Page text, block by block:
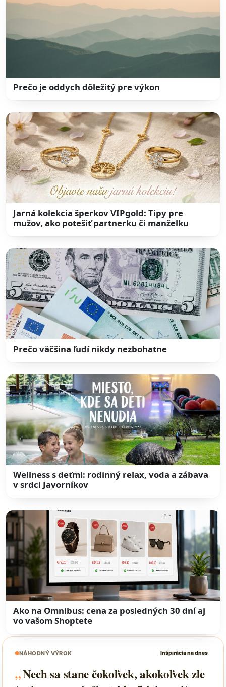
Prečo je oddych dôležitý pre výkon
Jarná kolekcia šperkov VIPgold: Tipy pre
mužov, ako potešiť partnerku či manželku
Prečo väčšina ľudí nikdy nezbohatne
Wellness s deťmi: rodinný relax, voda a zábava
v srdci Javorníkov
Ako na Omnibus: cena za posledných 30 dní aj
vo vašom Shoptete